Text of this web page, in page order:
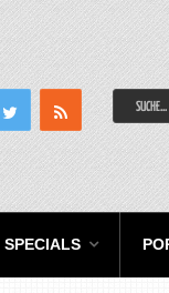
SPECIALS